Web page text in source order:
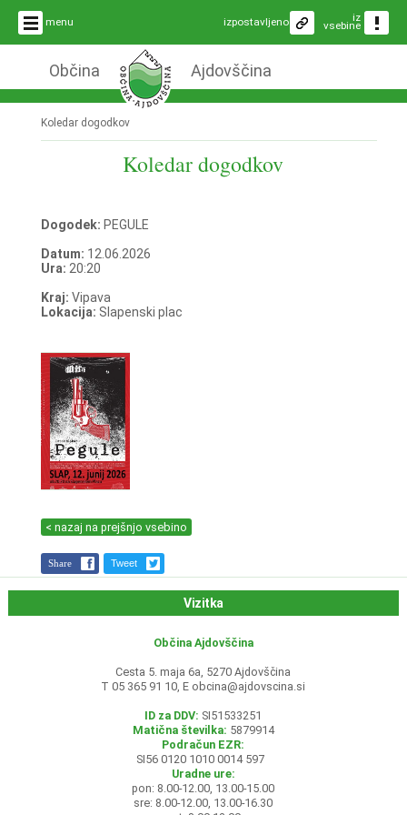
menu iz
vsebine
izpostavljeno
Občina Ajdovščina
Koledar dogodkov
Koledar dogodkov
Dogodek: PEGULE
Datum: 12.06.2026
Ura: 20:20
Kraj: Vipava
Lokacija: Slapenski plac
< nazaj na prejšnjo vsebino
Share Tweet
Vizitka
Občina Ajdovščina
Cesta 5. maja 6a, 5270 Ajdovščina
T 05 365 91 10, E obcina@ajdovscina.si
ID za DDV: SI51533251
Matična številka: 5879914
Podračun EZR:
SI56 0120 1010 0014 597
Uradne ure:
pon: 8.00-12.00, 13.00-15.00
sre: 8.00-12.00, 13.00-16.30